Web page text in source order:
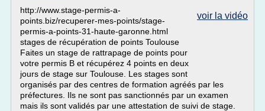
voir la vidéo
http://www.stage-permis-a-
points.biz/recuperer-mes-points/stage-
permis-a-points-31-haute-garonne.html
stages de récupération de points Toulouse
Faites un stage de rattrapage de points pour
votre permis B et récupérez 4 points en deux
jours de stage sur Toulouse. Les stages sont
organisés par des centres de formation agréés par les
préfectures. Ils ne sont pas sanctionnés par un examen
mais ils sont validés par une attestation de suivi de stage.